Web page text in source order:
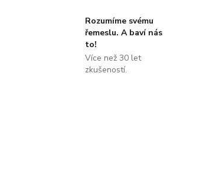
Rozumíme svému
řemeslu. A baví nás
to!
Více než 30 let
zkušeností.